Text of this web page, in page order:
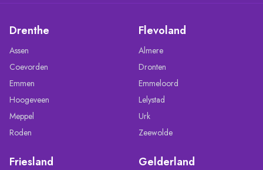
Drenthe
Assen
Coevorden
Emmen
Hoogeveen
Meppel
Roden
Flevoland
Almere
Dronten
Emmeloord
Lelystad
Urk
Zeewolde
Friesland Gelderland